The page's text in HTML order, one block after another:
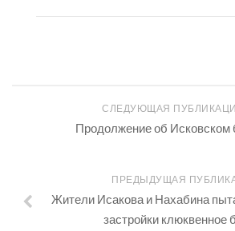
СЛЕДУЮЩАЯ
Продолжение об Исковском
ПРЕДЫДУЩАЯ
Жители Исакова и Нахабина
застройки клюквенное